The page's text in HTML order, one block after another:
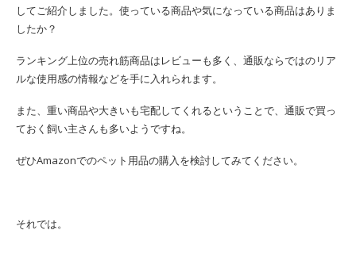
してご紹介しました。使っている商品や気になっている商品はありま
したか？
ランキング上位の売れ筋商品はレビューも多く、通販ならではのリア
ルな使用感の情報などを手に入れられます。
また、重い商品や大きいも宅配してくれるということで、通販で買っ
ておく飼い主さんも多いようですね。
ぜひAmazonでのペット用品の購入を検討してみてください。
それでは。